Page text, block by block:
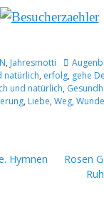
, Jahresmotti
natürlich, erfolg, gehe
und natürlich,
, Liebe, Weg,
Hymnen
Nächster
Rosen